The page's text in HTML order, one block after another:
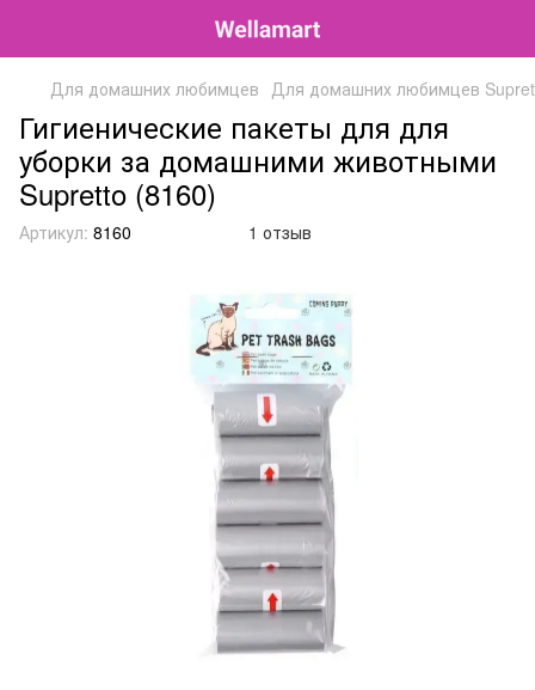
Для домашних любимцев Для домашних любимцев
Гигиенические пакеты для для
уборки за домашними животными
Supretto (8160)
Артикул: 8160 1 отзыв